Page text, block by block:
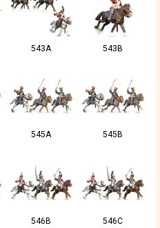
543A 543B
545A 545B
546B 546C